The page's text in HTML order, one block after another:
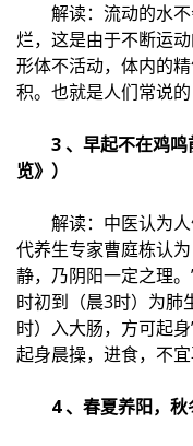
解读：流动的水不
烂，这是由于不断运
形体不活动，体内的
积。也就是人们常说的
3 、早起不在鸡
览》）
解读：中医认为人
代养生专家曹庭栋认
静，乃阴阳一定之理
时初到（晨3时）为肺
时）入大肠，方可起
起身晨操，进食，不
4 、春夏养阳，秋